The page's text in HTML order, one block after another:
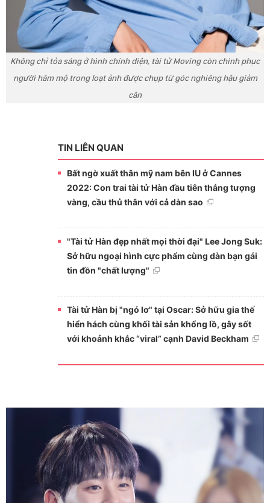
Không chỉ tỏa sáng ở hình chính diện, tài tử Moving còn chinh phục
người hâm mộ trong loạt ảnh được chụp từ góc nghiêng hậu giảm
cân
TIN LIÊN QUAN
Bất ngờ xuất thân mỹ nam bên IU ở Cannes
2022: Con trai tài tử Hàn đầu tiên thắng tượng
vàng, cầu thủ thân với cả dàn sao
"Tài tử Hàn đẹp nhất mọi thời đại" Lee Jong Suk:
Sở hữu ngoại hình cực phẩm cùng dàn bạn gái
tin đồn "chất lượng"
Tài tử Hàn bị "ngó lơ" tại Oscar: Sở hữu gia thế
hiển hách cùng khối tài sản khổng lồ, gây sốt
với khoảnh khắc “viral” cạnh David Beckham